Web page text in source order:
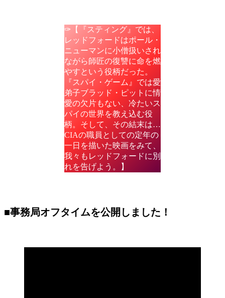
✑【『スティング』では、
レッドフォードはポール・
ニューマンに小僧扱いされ
ながら師匠の復讐に命を燃
やすという役柄だった。
『スパイ・ゲーム』では愛
弟子ブラッド・ピットに情
愛の欠片もない、冷たいス
パイの世界を教え込む役
柄。そして、その結末は…
CIAの職員としての定年の
一日を描いた映画をみて、
我々もレッドフォードに別
れを告げよう。】
■事務局オフタイムを公開しました！